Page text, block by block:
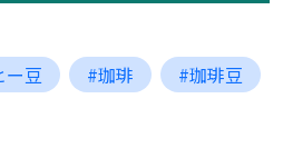
ー豆 #珈琲 #珈琲豆